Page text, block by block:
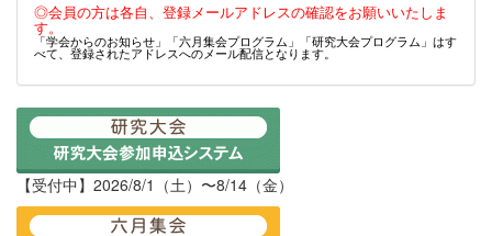
◎会員の方は各自、登録メールアドレスの確認をお願いいたしま
す。
「学会からのお知らせ」「六月集会プログラム」「研究大会プログラム」はす
べて、登録されたアドレスへのメール配信となります。
【受付中】2026/8/1（土）〜8/14（金）